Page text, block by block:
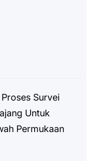
Survei
Untuk
Permukaan